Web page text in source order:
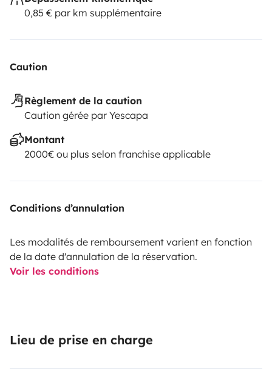
0,85 € par km supplémentaire
Caution
Règlement de la caution
Caution gérée par Yescapa
Montant
2000€ ou plus selon franchise applicable
Conditions d’annulation
Les modalités de remboursement varient en fonction
de la date d'annulation de la réservation.
Voir les conditions
Lieu de prise en charge